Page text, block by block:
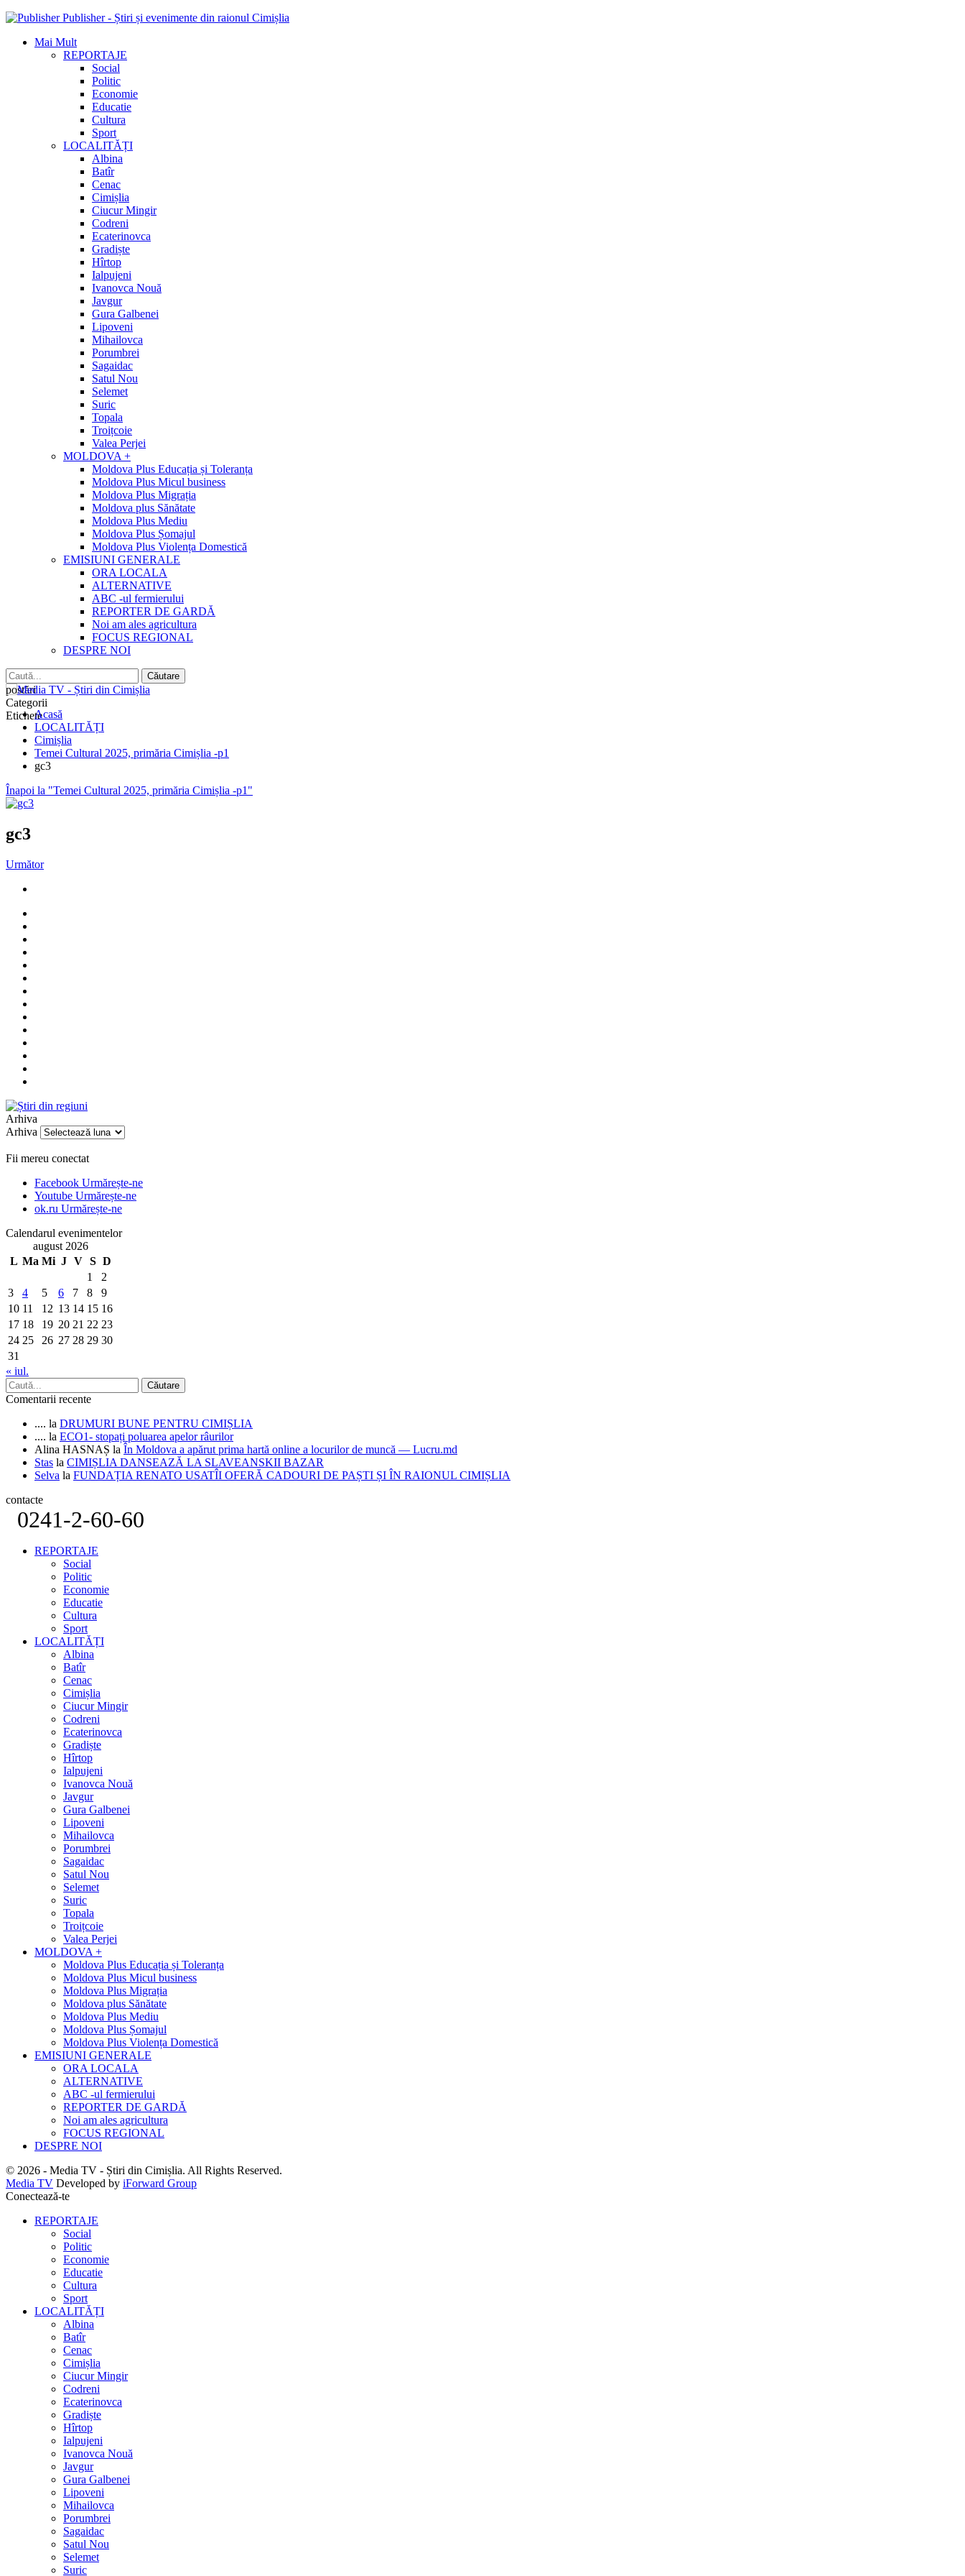
Publisher - Știri și evenimente din raionul Cimișlia
Mai Mult
REPORTAJE
Social
Politic
Economie
Educatie
Cultura
Sport
LOCALITĂȚI
Albina
Batîr
Cenac
Cimișlia
Ciucur Mingir
Codreni
Ecaterinovca
Gradiște
Hîrtop
Ialpujeni
Ivanovca Nouă
Javgur
Gura Galbenei
Lipoveni
Mihailovca
Porumbrei
Sagaidac
Satul Nou
Selemet
Suric
Topala
Troițcoie
Valea Perjei
MOLDOVA +
Moldova Plus Educația și Toleranța
Moldova Plus Micul business
Moldova Plus Migrația
Moldova plus Sănătate
Moldova Plus Mediu
Moldova Plus Șomajul
Moldova Plus Violența Domestică
EMISIUNI GENERALE
ORA LOCALA
ALTERNATIVE
ABC -ul fermierului
REPORTER DE GARDĂ
Noi am ales agricultura
FOCUS REGIONAL
DESPRE NOI
postări
Categorii
EticheteAcasă
LOCALITĂȚI
Cimișlia
Temei Cultural 2025, primăria Cimișlia -p1
gc3
Înapoi la "Temei Cultural 2025, primăria Cimișlia -p1"
gc3
Următor
Arhiva
Arhiva
Fii mereu conectat
Facebook Urmărește-ne
Youtube Urmărește-ne
ok.ru Urmărește-ne
Calendarul evenimentelor
august 2026
L Ma Mi J V S D
1
2
3
4 5 6 7 8
9
10 11 12 13 14 15 16
17 18 19 20 21 22 23
24 25 26 27 28 29 30
31
« iul.
Comentarii recente
.... la DRUMURI BUNE PENTRU CIMIȘLIA
.... la ECO1- stopați poluarea apelor râurilor
Alina HASNAȘ la În Moldova a apărut prima hartă online a locurilor de muncă — Lucru.md
Stas la CIMIȘLIA DANSEAZĂ LA SLAVEANSKII BAZAR
Selva la FUNDAȚIA RENATO USATÎI OFERĂ CADOURI DE PAȘTI ȘI ÎN RAIONUL CIMIȘLIA
contacte
0241-2-60-60
REPORTAJE
Social
Politic
Economie
Educatie
Cultura
Sport
LOCALITĂȚI
Albina
Batîr
Cenac
Cimișlia
Ciucur Mingir
Codreni
Ecaterinovca
Gradiște
Hîrtop
Ialpujeni
Ivanovca Nouă
Javgur
Gura Galbenei
Lipoveni
Mihailovca
Porumbrei
Sagaidac
Satul Nou
Selemet
Suric
Topala
Troițcoie
Valea Perjei
MOLDOVA +
Moldova Plus Educația și Toleranța
Moldova Plus Micul business
Moldova Plus Migrația
Moldova plus Sănătate
Moldova Plus Mediu
Moldova Plus Șomajul
Moldova Plus Violența Domestică
EMISIUNI GENERALE
ORA LOCALA
ALTERNATIVE
ABC -ul fermierului
REPORTER DE GARDĂ
Noi am ales agricultura
FOCUS REGIONAL
DESPRE NOI
© 2026 - Media TV - Știri din Cimișlia. All Rights Reserved.
Media TV Developed by iForward Group
Conectează-te
REPORTAJE
Social
Politic
Economie
Educatie
Cultura
Sport
LOCALITĂȚI
Albina
Batîr
Cenac
Cimișlia
Ciucur Mingir
Codreni
Ecaterinovca
Gradiște
Hîrtop
Ialpujeni
Ivanovca Nouă
Javgur
Gura Galbenei
Lipoveni
Mihailovca
Porumbrei
Sagaidac
Satul Nou
Selemet
Suric